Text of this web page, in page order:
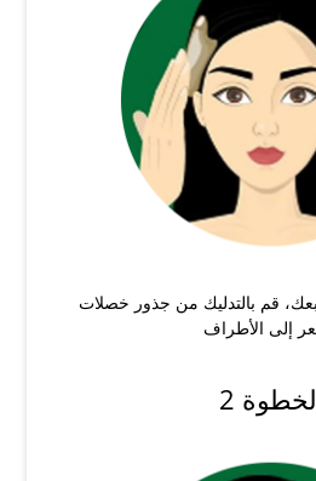
قم بالتدليك من جذور خصلات
إلى الأطراف
2